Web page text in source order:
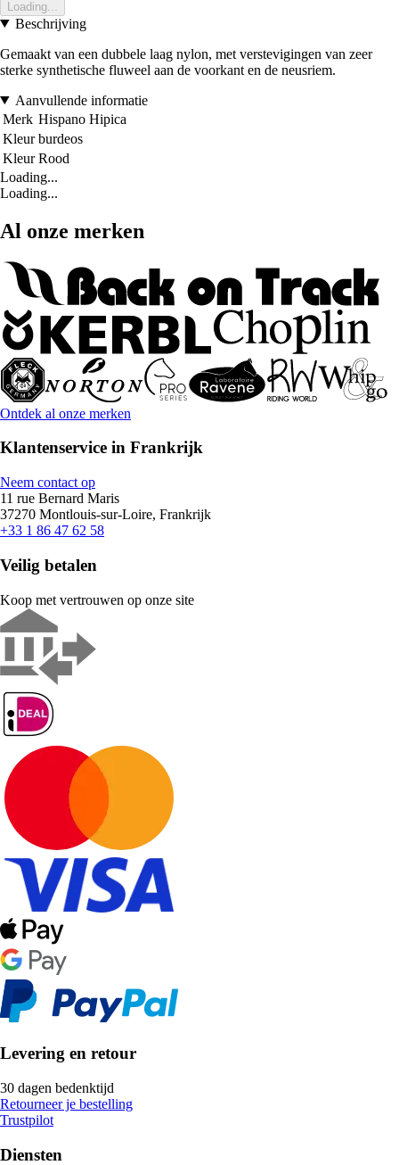
Loading...
Beschrijving
Gemaakt van een dubbele laag nylon, met verstevigingen van zeer
sterke synthetische fluweel aan de voorkant en de neusriem.
Aanvullende informatie
Merk Hispano Hipica
Kleur burdeos
Kleur Rood
Loading...
Loading...
Al onze merken
Ontdek al onze merken
Klantenservice in Frankrijk
Neem contact op
11 rue Bernard Maris
37270 Montlouis-sur-Loire, Frankrijk
+33 1 86 47 62 58
Veilig betalen
Koop met vertrouwen op onze site
Levering en retour
30 dagen bedenktijd
Retourneer je bestelling
Trustpilot
Diensten